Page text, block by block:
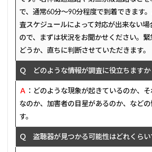
で、通常60分～90分程度で到着できます
査スケジュールによって対応が出来ない
ので、まずは状況をお聞かせください。
どうか、直ちに判断させていただきます。
Ｑ どのような情報が調査に役立ちますか
Ａ ：どのような現象が起きているのか、
なのか、加害者の目星があるのか、など
す。
Ｑ 盗聴器が見つかる可能性はどれくらい